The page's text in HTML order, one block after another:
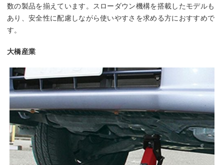
数の製品を揃えています。スローダウン機構を搭載したモデルも
あり、安全性に配慮しながら使いやすさを求める方におすすめで
す。
大橋産業